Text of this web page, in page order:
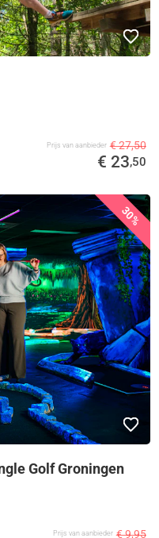
Prijs van aanbieder € 27,50
€ 23,50
30%
Golf Groningen
Prijs van aanbieder € 9,95